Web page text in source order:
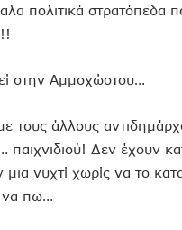
πολιτικά στρατόπεδα
στην Αμμοχώστου…
τους άλλους
παιχνιδιού! Δεν έχουν
νυχτί χωρίς να το
να πω…